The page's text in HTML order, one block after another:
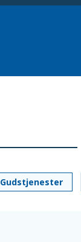
Gudstjenester